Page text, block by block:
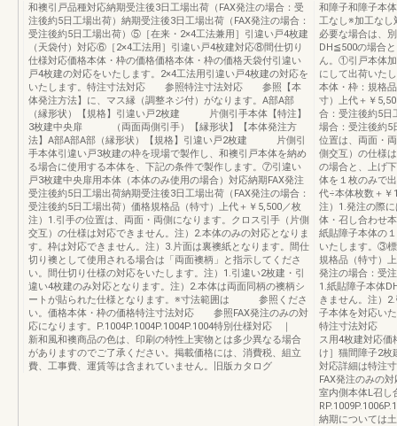
和襖引戸品種対応納期受注後3日工場出荷（FAX発注の場合：受
注後約5日工場出荷）納期受注後3日工場出荷（FAX発注の場合：
受注後約5日工場出荷）⑤［在来・2×4工法兼用］引違い戸4枚建
（天袋付）対応⑥［2×4工法用］引違い戸4枚建対応⑧間仕切り
仕様対応価格本体・枠の価格価格本体・枠の価格天袋付引違い
戸4枚建の対応をいたします。2×4工法用引違い戸4枚建の対応を
いたします。特注寸法対応 参照特注寸法対応 参照【本
体発注方法】に、マス縁（調整ネジ付）がなります。A部A部
（縁形状）【規格】引違い戸2枚建 片側引手本体【特注】
3枚建中央扉 （両面両側引手）【縁形状】【本体発注方
法】A部A部A部（縁形状）【規格】引違い戸2枚建 片側引
手本体引違い戸3枚建の枠を現場で製作し、和襖引戸本体を納め
る場合に使用する本体を、下記の条件で製作します。⑦引違い
戸3枚建中央扉用本体（本体のみ使用の場合）対応納期FAX発注
受注後約5日工場出荷納期受注後3日工場出荷（FAX発注の場合：
受注後約5日工場出荷）価格規格品（特寸）上代＋￥5,500／枚
注）1.引手の位置は、両面・両側になります。クロス引手（片側
交互）の仕様は対応できません。注）2.本体のみの対応となりま
す。枠は対応できません。注）3.片面は裏襖紙となります。間仕
切り襖として使用される場合は「両面襖柄」と指示してくださ
い。間仕切り仕様の対応をいたします。注）1.引違い2枚建・引
違い4枚建のみ対応となります。注）2.本体は両面同柄の襖柄シ
ートが貼られた仕様となります。※寸法範囲は 参照くださ
い。価格本体・枠の価格特注寸法対応 参照FAX発注のみの対
応になります。P.1004P.1004P.1004P.1004特別仕様対応 ｜
新和風和襖商品の色は、印刷の特性上実物とは多少異なる場合
がありますのでご了承ください。掲載価格には、消費税、組立
費、工事費、運賃等は含まれていません。旧版カタログ
和障子和障子本
工なし※加工なし
必要な場合は、
DH≦500の場合
ん。①引戸本体
にして出荷いた
本体・枠：規格
寸）上代＋￥
合：受注後約5日
場合：受注後約5
位置は、両面・
側交互）の仕様
の場合と、上げ
体を１枚のみで
代÷本体枚数＋￥
注）1.発注の際
体・召し合わせ
紙貼障子本体の
いたします。③
規格品（特寸）
発注の場合：受
1.紙貼障子本体
きません。注）
子本体を対応い
特注寸法対応
ス用4枚建対応
け］猫間障子2枚
対応詳細は特
FAX発注のみの
室内側本体L召し
納期については